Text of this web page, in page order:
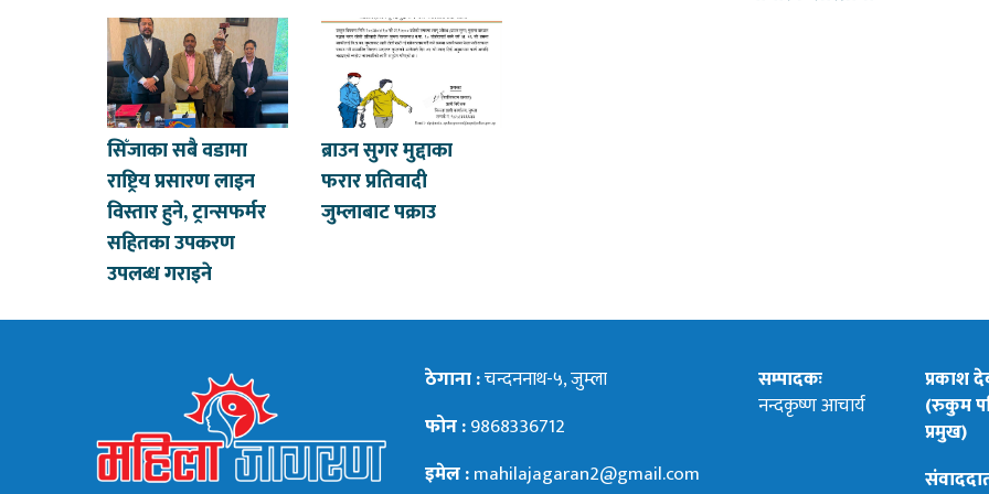
सिँजाका सबै वडामा
राष्ट्रिय प्रसारण लाइन
विस्तार हुने, ट्रान्सफर्मर
सहितका उपकरण
उपलब्ध गराइने
ब्राउन सुगर मुद्दाका
फरार प्रतिवादी
जुम्लाबाट पक्राउ
ठेगाना :चन्दननाथ-५, जुम्ला
फोन :9868336712
इमेल :mahilajagaran2@gmail.com
सम्पादकः
नन्दकृष्ण आचार्य
प्रकाश
(रुकुम
प्रमुख)